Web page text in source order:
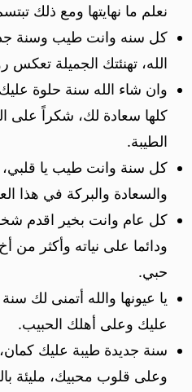
نعلم ما نهايتها ومع ذلك
كل سنه وانت طيب وسنة
الله، تهنئتك الجميلة تعكس
وان شاء الله سنة حلوة
كلها سعادة لك، شكراً على
الطيبة.
كل سنة وانت طيب يا قلبي،
والسعادة والبركة في هذا
كل عام وانت بخير
ودائما على نياته وأكثر
حبي.
يا عيونها والله أتمنى لك
عليك وعلى أهلك الحبيب.
سنة جديدة طيبة عليك
وعلى قلوب محبيك، مليئة